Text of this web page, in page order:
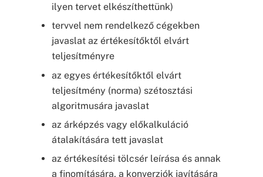
ilyen tervet elkészíthettünk)
tervvel nem rendelkező cégekben
javaslat az értékesítőktől elvárt
teljesítményre
az egyes értékesítőktől elvárt
teljesítmény (norma) szétosztási
algoritmusára javaslat
az árképzés vagy előkalkuláció
átalakítására tett javaslat
az értékesítési tölcsér leírása és annak
a finomítására, a konverziók javítására